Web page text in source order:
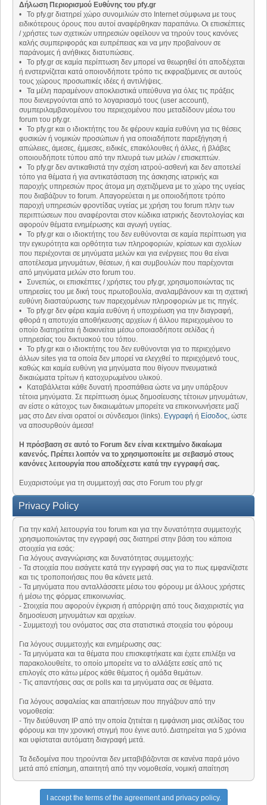
Δήλωση Περιορισμού Ευθύνης του pfy.gr
• Το pfy.gr διατηρεί χώρο συνομιλιών στο Internet σύμφωνα με τους
ειδικότερους όρους που αυτοί αναφέρθηκαν παραπάνω. Οι επισκέπτες
/ χρήστες των σχετικών υπηρεσιών οφείλουν να τηρούν τους κανόνες
καλής συμπεριφοράς και ευπρέπειας και να μην προβαίνουν σε
παράνομες ή ανήθικες διατυπώσεις.
• Το pfy.gr σε καμία περίπτωση δεν μπορεί να θεωρηθεί ότι αποδέχεται
ή ενστερνίζεται κατά οποιονδήποτε τρόπο τις εκφραζόμενες σε αυτούς
τους χώρους προσωπικές ιδέες ή αντιλήψεις.
• Τα μέλη παραμένουν αποκλειστικά υπεύθυνα για όλες τις πράξεις
που διενεργούνται από το λογαριασμό τους (user account),
συμπεριλαμβανομένου του περιεχομένου που μεταδίδουν μέσω του
forum του pfy.gr.
• Το pfy.gr και ο ιδιοκτήτης του δε φέρουν καμία ευθύνη για τις θέσεις
φυσικών ή νομικών προσώπων ή για οποιαδήποτε παρεξήγηση ή
απώλειες, άμεσες, έμμεσες, ειδικές, επακόλουθες ή άλλες, ή βλάβες
οποιουδήποτε τύπου από την πλευρά των μελών / επισκεπτών.
• Το pfy.gr δεν αντικαθιστά την σχέση ιατρού-ασθενή και δεν αποτελεί
τόπο για θέματα ή για αντικατάσταση της άσκησης ιατρικής και
παροχής υπηρεσιών προς άτομα μη σχετιζόμενα με το χώρο της υγείας
που διαβάζουν το forum. Απαγορεύεται η με οποιοδήποτε τρόπο
παροχή υπηρεσιών φροντίδας υγείας με χρήση του forum πλην των
περιπτώσεων που αναφέρονται στον κώδικα ιατρικής δεοντολογίας και
αφορούν θέματα ενημέρωσης και αγωγή υγείας.
• Το pfy.gr και ο ιδιοκτήτης του δεν ευθύνονται σε καμία περίπτωση για
την εγκυρότητα και ορθότητα των πληροφοριών, κρίσεων και σχολίων
που περιέχονται σε μηνύματα μελών και για ενέργειες που θα είναι
αποτέλεσμα μηνυμάτων, θέσεων, ή και συμβουλών που παρέχονται
από μηνύματα μελών στο forum του.
• Συνεπώς, οι επισκέπτες / χρήστες του pfy.gr, χρησιμοποιώντας τις
υπηρεσίες του με δική τους πρωτοβουλία, αναλαμβάνουν και τη σχετική
ευθύνη διασταύρωσης των παρεχομένων πληροφοριών με τις πηγές.
• Το pfy.gr δεν φέρει καμία ευθύνη ή υποχρέωση για την διαγραφή,
φθορά η αποτυχία αποθήκευσης αρχείων ή άλλου περιεχομένου το
οποίο διατηρείται ή διακινείται μέσω οποιασδήποτε σελίδας ή
υπηρεσίας του δικτυακού του τόπου.
• Το pfy.gr και ο ιδιοκτήτης του δεν ευθύνονται για το περιεχόμενο
άλλων sites για τα οποία δεν μπορεί να ελεγχθεί το περιεχόμενό τους,
καθώς και καμία ευθύνη για μηνύματα που θίγουν πνευματικά
δικαιώματα τρίτων ή κατοχυρωμένου υλικού.
• Καταβάλλεται κάθε δυνατή προσπάθεια ώστε να μην υπάρξουν
τέτοια μηνύματα. Σε περίπτωση όμως δημοσίευσης τέτοιων μηνυμάτων,
αν είστε ο κάτοχος των δικαιωμάτων μπορείτε να επικοινωνήσετε μαζί
μας στο Δεν είναι ορατοί οι σύνδεσμοι (links). Εγγραφή ή Είσοδος, ώστε
να αποσυρθούν άμεσα!
Η πρόσβαση σε αυτό το Forum δεν είναι κεκτημένο δικαίωμα
κανενός. Πρέπει λοιπόν να το χρησιμοποιείτε με σεβασμό στους
κανόνες λειτουργία που αποδέχεστε κατά την εγγραφή σας.
Ευχαριστούμε για τη συμμετοχή σας στο Forum του pfy.gr
Privacy Policy
Για την καλή λειτουργία του forum και για την δυνατότητα συμμετοχής
χρησιμοποιώντας την εγγραφή σας διατηρεί στην βάση του κάποια
στοιχεία για εσάς:
Για λόγους αναγνώρισης και δυνατότητας συμμετοχής:
- Τα στοιχεία που εισάγετε κατά την εγγραφή σας για το πως εμφανίζεστε
και τις τροποποιήσεις που θα κάνετε μετά.
- Τα μηνύματα που ανταλλάσσετε μέσω του φόρουμ με άλλους χρήστες
ή μέσω της φόρμας επικοινωνίας.
- Στοιχεία που αφορούν έγκριση ή απόρριψη από τους διαχειριστές για
δημοσίευση μηνυμάτων και αρχείων.
- Συμμετοχή του ονόματος σας στα στατιστικά στοιχεία του φόρουμ
Για λόγους συμμετοχής και ενημέρωσης σας:
- Τα μηνύματα και τα θέματα που επισκεφτήκατε και έχετε επιλέξει να
παρακολουθείτε, το οποίο μπορείτε να το αλλάξετε εσείς από τις
επιλογές στο κάτω μέρος κάθε θέματος ή ομάδα θεμάτων.
- Τις απαντήσεις σας σε polls και τα μηνύματα σας σε θέματα.
Για λόγους ασφαλείας και απαιτήσεων που πηγάζουν από την
νομοθεσία:
- Την διεύθυνση ΙΡ από την οποία ζητιέται η εμφάνιση μιας σελίδας του
φόρουμ και την χρονική στιγμή που έγινε αυτό. Διατηρείται για 5 χρόνια
και υφίσταται αυτόματη διαγραφή μετά.
Τα δεδομένα που τηρούνται δεν μεταβιβάζονται σε κανένα παρά μόνο
μετά από επίσημη, απαιτητή από την νομοθεσία, νομική απαίτηση